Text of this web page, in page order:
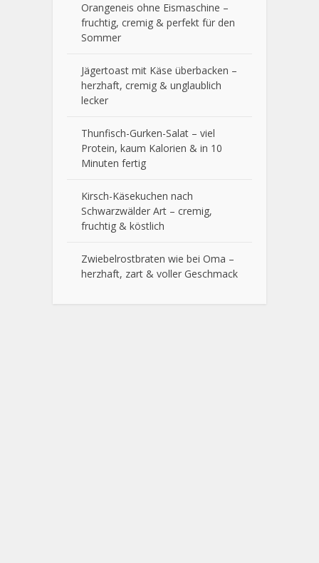
Orangeneis ohne Eismaschine –
fruchtig, cremig & perfekt für den
Sommer
Jägertoast mit Käse überbacken –
herzhaft, cremig & unglaublich
lecker
Thunfisch-Gurken-Salat – viel
Protein, kaum Kalorien & in 10
Minuten fertig
Kirsch-Käsekuchen nach
Schwarzwälder Art – cremig,
fruchtig & köstlich
Zwiebelrostbraten wie bei Oma –
herzhaft, zart & voller Geschmack